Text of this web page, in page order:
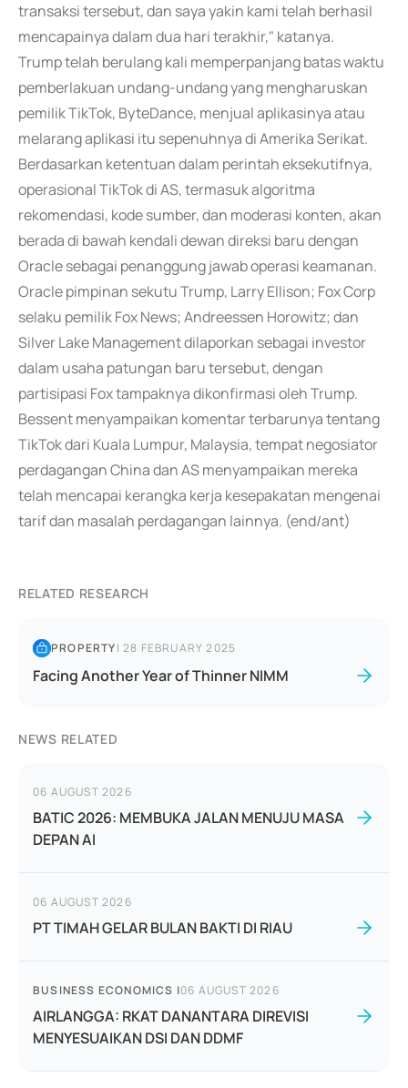
transaksi tersebut, dan saya yakin kami telah berhasil
mencapainya dalam dua hari terakhir," katanya.
Trump telah berulang kali memperpanjang batas waktu
pemberlakuan undang-undang yang mengharuskan
pemilik TikTok, ByteDance, menjual aplikasinya atau
melarang aplikasi itu sepenuhnya di Amerika Serikat.
Berdasarkan ketentuan dalam perintah eksekutifnya,
operasional TikTok di AS, termasuk algoritma
rekomendasi, kode sumber, dan moderasi konten, akan
berada di bawah kendali dewan direksi baru dengan
Oracle sebagai penanggung jawab operasi keamanan.
Oracle pimpinan sekutu Trump, Larry Ellison; Fox Corp
selaku pemilik Fox News; Andreessen Horowitz; dan
Silver Lake Management dilaporkan sebagai investor
dalam usaha patungan baru tersebut, dengan
partisipasi Fox tampaknya dikonfirmasi oleh Trump.
Bessent menyampaikan komentar terbarunya tentang
TikTok dari Kuala Lumpur, Malaysia, tempat negosiator
perdagangan China dan AS menyampaikan mereka
telah mencapai kerangka kerja kesepakatan mengenai
tarif dan masalah perdagangan lainnya. (end/ant)
RELATED RESEARCH
PROPERTY|28 FEBRUARY 2025
Facing Another Year of Thinner NIMM
NEWS RELATED
06 AUGUST 2026
BATIC 2026: MEMBUKA JALAN MENUJU MASA
DEPAN AI
06 AUGUST 2026
PT TIMAH GELAR BULAN BAKTI DI RIAU
BUSINESS ECONOMICS |06 AUGUST 2026
AIRLANGGA: RKAT DANANTARA DIREVISI
MENYESUAIKAN DSI DAN DDMF